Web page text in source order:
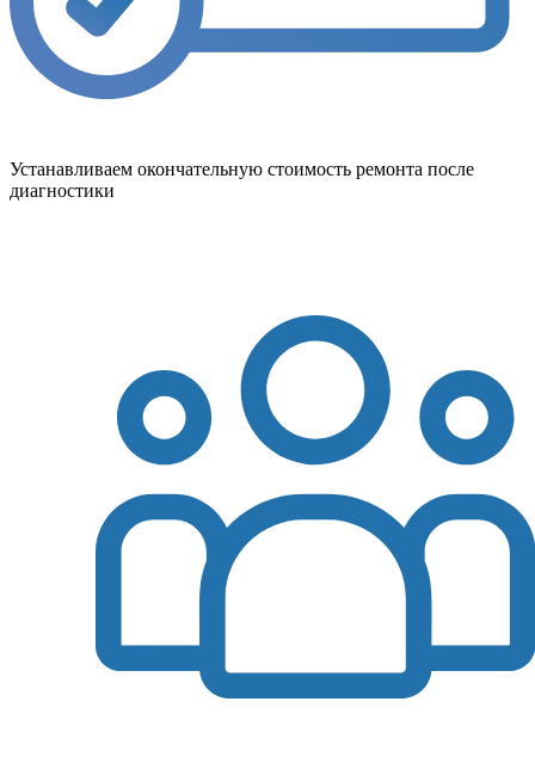
Устанавливаем окончательную стоимость ремонта после
диагностики